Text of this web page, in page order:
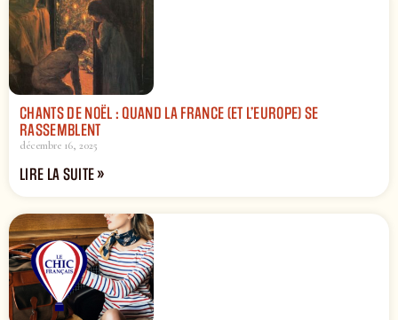
CHANTS DE NOËL : QUAND LA FRANCE (ET L’EUROPE) SE
RASSEMBLENT
décembre 16, 2025
LIRE LA SUITE »